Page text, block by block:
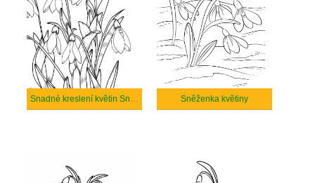
Snadné kreslení květin Sněženka Sněženka květiny